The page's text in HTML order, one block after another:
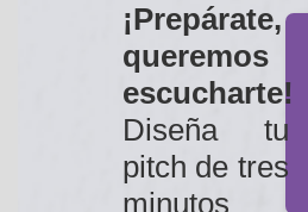
¡Prepárate,
queremos
escucharte!
Diseña tu
pitch de tres
minutos